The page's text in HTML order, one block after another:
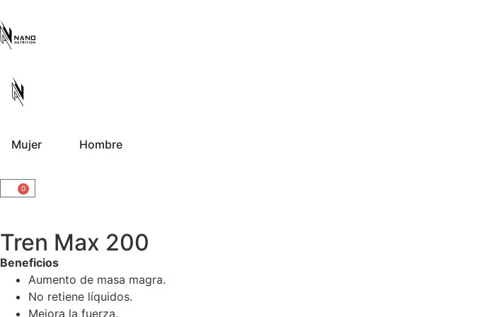
Mujer Hombre
0
Tren Max 200
Beneficios
Aumento de masa magra.
No retiene líquidos.
Mejora la fuerza.